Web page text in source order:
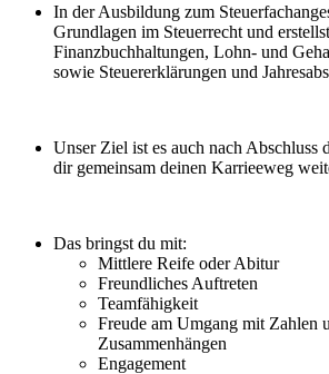
In der Ausbildung zum
Grundlagen im Steuerrecht und erstellst
Finanzbuchhaltungen, Lohn- und
sowie Steuererklärungen und
Unser Ziel ist es auch nach Abschluss
dir gemeinsam deinen Karrieeweg
Das bringst du mit:
Mittlere Reife oder Abitur
Freundliches Auftreten
Teamfähigkeit
Freude am Umgang mit Zahlen
Zusammenhängen
Engagement